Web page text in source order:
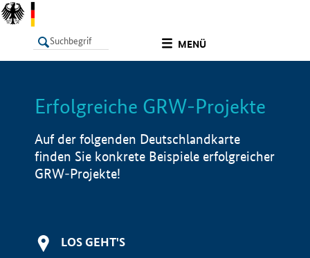
MENÜ
LISTE Info
Erfolgreiche GRW-Projekte
Auf der folgenden Deutschlandkarte
finden Sie konkrete Beispiele erfolgreicher
GRW-Projekte!
LOS GEHT'S